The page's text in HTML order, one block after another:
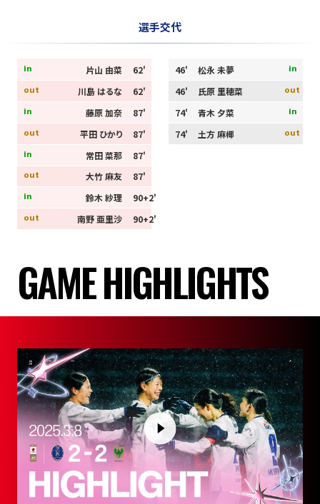
選手交代
in 片山 由菜 62'
out 川島 はるな 62'
in 藤原 加奈 87'
out 平田 ひかり 87'
in 常田 菜那 87'
out 大竹 麻友 87'
in 鈴木 紗理 90+2'
out 南野 亜里沙 90+2'
in
松永 未夢
46'
out
氏原 里穂菜
46'
in
青木 夕菜
74'
out
土方 麻椰
74'
GAME HIGHLIGHTS